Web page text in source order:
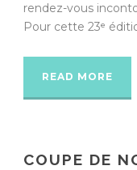
rendez-vous
Pour cette 23ᵉ
READ MORE
COUPE DE